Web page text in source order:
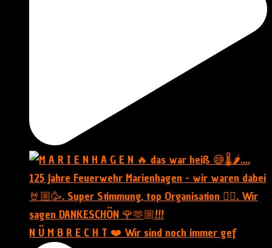
N Ü M B R E C H T ❤️ Wir sind noch immer gef